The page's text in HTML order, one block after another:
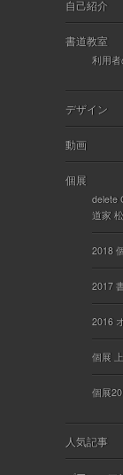
自己紹介
書道教室
利用
デザイン
動画
個展
delete
道家
2018
2017
2016
個展
個展
人気記事